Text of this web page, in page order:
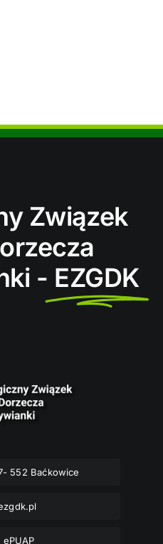
Związek
- EZGDK
552 Baćkowice
ePUAP